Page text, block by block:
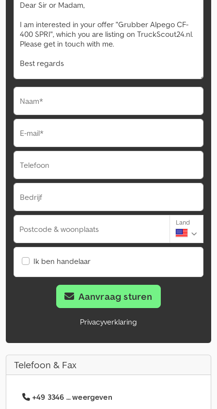
Naam*
E-mail*
Telefoon
Bedrijf
Postcode & woonplaats
Land
Ik ben handelaar
Aanvraag sturen
Privacyverklaring
Telefoon & Fax
+49 3346 ... weergeven